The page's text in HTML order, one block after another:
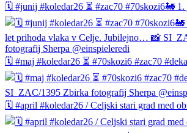
🗓️ #junij #koledar26 ⏳ #zac70 #70skozi6🚂 1.
🗓️ #maj #koledar26 ⏳ #70skozi6 #zac70
🗓️ #april #koledar26 / Celjski stari grad med